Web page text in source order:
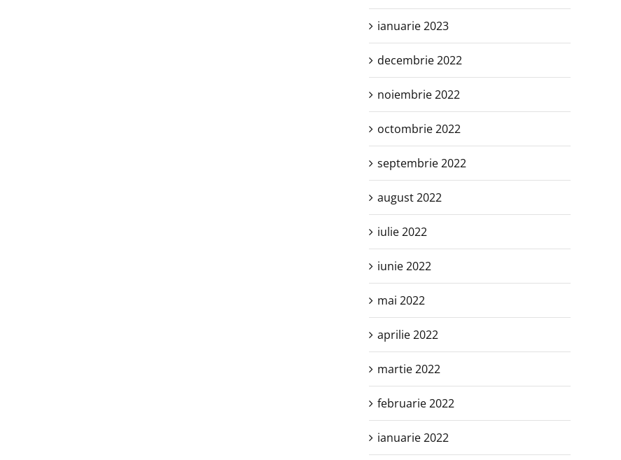
ianuarie 2023
decembrie 2022
noiembrie 2022
octombrie 2022
septembrie 2022
august 2022
iulie 2022
iunie 2022
mai 2022
aprilie 2022
martie 2022
februarie 2022
ianuarie 2022